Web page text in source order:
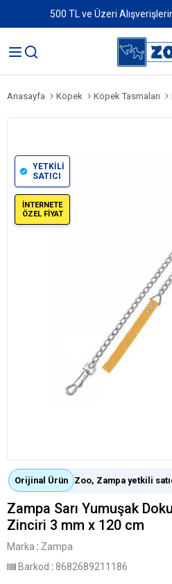
500 TL ve Üzeri
Anasayfa Köpek Köpek Tasmaları
YETKİLİ
SATICI
İNTERNETE
ÖZEL FİYAT
Orijinal Ürün Zoo, Zampa yetkili
Zampa Sarı Yumuşak
Zinciri 3 mm x 120 cm
Marka : Zampa
Barkod : 8682689211186